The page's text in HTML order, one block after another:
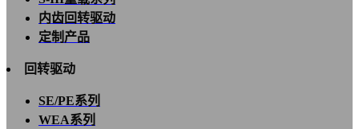
内齿回转驱动
定制产品
回转驱动
SE/PE系列
WEA系列